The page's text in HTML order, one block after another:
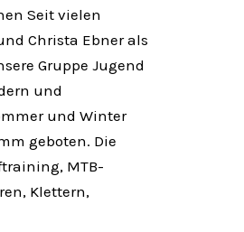
Seit vielen
Christa Ebner als
Gruppe Jugend
und
und Winter
geboten. Die
MTB-
Klettern,